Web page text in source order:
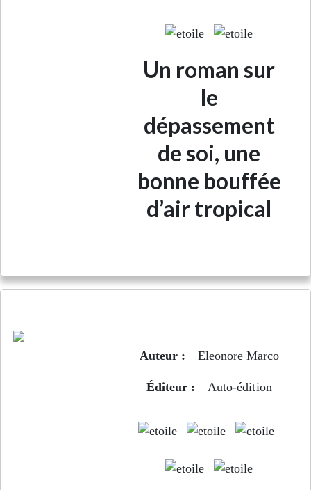
Un roman sur
le
dépassement
de soi, une
bonne bouffée
d’air tropical
Auteur : Eleonore Marco
Éditeur : Auto-édition